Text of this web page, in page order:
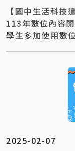
【國中生活科技
113年數位內容
學生多加使用數
絡信箱 ｜
2025-02-07